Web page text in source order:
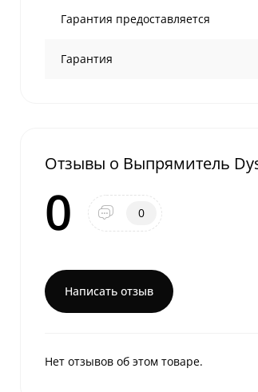
Гарантия предоставляется
Гарантия
Отзывы о Выпрямитель
0 0
Написать отзыв
Нет отзывов об этом товаре.